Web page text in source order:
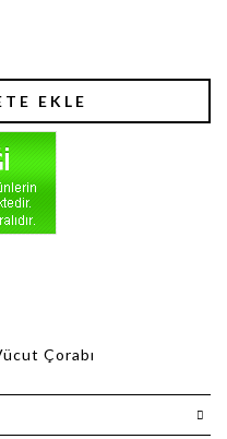
EKLE
Çorabı